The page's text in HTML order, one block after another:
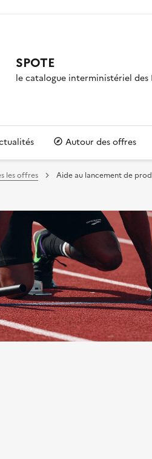
SPOTE
le catalogue interministériel des
Autour des offres
les offres Aide au lancement de